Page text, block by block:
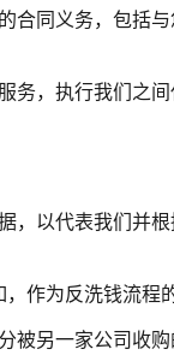
同义务，包括
，执行我们之
以代表我们并
作为反洗钱流程
另一家公司收